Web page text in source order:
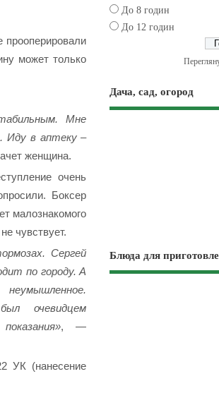
прооперировали
может только
Мне
Иду в аптеку –
женщина.
очень
Боксер
малознакомого
чувствует.
Сергей
по городу. А
очевидцем
, —
УК (нанесение
До 8 годин
До 12 годин
Дача, сад, огород
Блюда для